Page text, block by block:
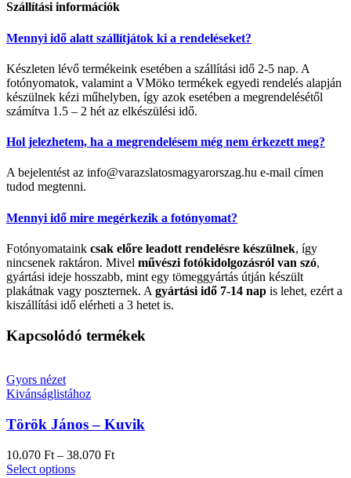
Szállítási információk
Mennyi idő alatt szállítjátok ki a rendeléseket?
Készleten lévő termékeink esetében a szállítási idő 2-5 nap. A
fotónyomatok, valamint a VMöko termékek egyedi rendelés alapján
készülnek kézi műhelyben, így azok esetében a megrendelésétől
számítva 1.5 – 2 hét az elkészülési idő.
Hol jelezhetem, ha a megrendelésem még nem érkezett meg?
A bejelentést az info@varazslatosmagyarorszag.hu e-mail címen
tudod megtenni.
Mennyi idő mire megérkezik a fotónyomat?
Fotónyomataink csak előre leadott rendelésre készülnek, így
nincsenek raktáron. Mivel művészi fotókidolgozásról van szó,
gyártási ideje hosszabb, mint egy tömeggyártás útján készült
plakátnak vagy poszternek. A gyártási idő 7-14 nap is lehet, ezért a
kiszállítási idő elérheti a 3 hetet is.
Kapcsolódó termékek
Gyors nézet
Kivánságlistához
Török János – Kuvik
10.070 Ft – 38.070 Ft
Select options